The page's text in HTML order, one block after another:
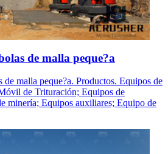
de malla peque?a
de malla peque?a. Productos. Equipos de
de Trituración; Equipos de
minería; Equipos auxiliares; Equipo de